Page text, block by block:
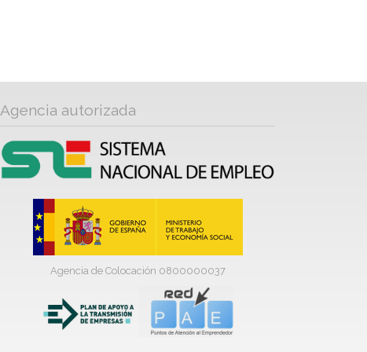
Agencia autorizada
Agencia de Colocación 0800000037